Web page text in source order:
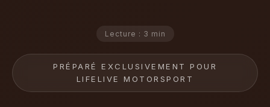
Lecture : 3 min
PRÉPARÉ EXCLUSIVEMENT POUR
LIFELIVE MOTORSPORT